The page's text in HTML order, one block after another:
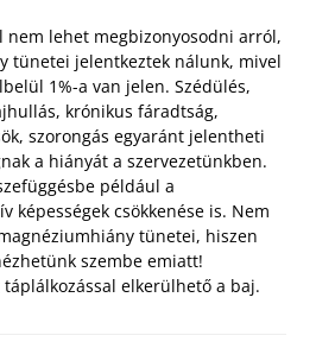
nem lehet megbizonyosodni arról,
tünetei jelentkeztek nálunk, mivel
1%-a van jelen. Szédülés,
krónikus fáradtság,
szorongás egyaránt jelentheti
a hiányát a szervezetünkben.
például a
képességek csökkenése is. Nem
tünetei, hiszen
szembe emiatt!
elkerülhető a baj.